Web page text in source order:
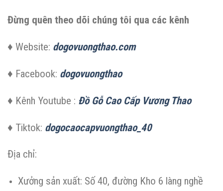
Đừng quên theo dõi chúng tôi qua các kênh
♦ Website: dogovuongthao.com
♦ Facebook: dogovuongthao
♦ Kênh Youtube : Đồ Gỗ Cao Cấp Vương Thao
♦ Tiktok: dogocaocapvuongthao_40
Địa chỉ:
Xưởng sản xuất: Số 40, đường Kho 6 làng nghề